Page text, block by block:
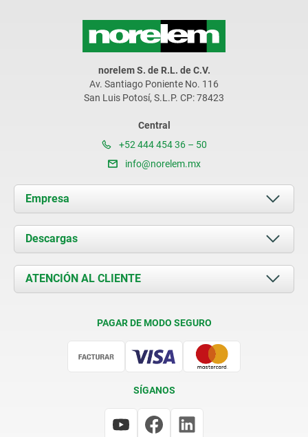
norelem S. de R.L. de C.V.
Av. Santiago Poniente No. 116
San Luis Potosí, S.L.P. CP: 78423
Central
+52 444 454 36 – 50
info@norelem.mx
Empresa
Acerca de nosotros
Novedades
Contacto
Descargas
Documents
ATENCIÓN AL CLIENTE
PAGAR DE MODO SEGURO
SÍGANOS